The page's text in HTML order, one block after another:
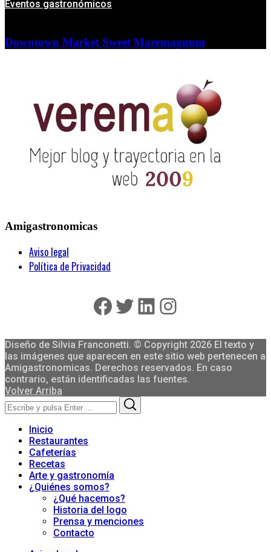
Eventos gastronómicos
Downtown Market Sweet Maremagnum
Amigastronomicas
Aviso legal
Política de Privacidad
Facebook
Twitter
LinkedIn
Instagram
Diseño de Silvia Franconetti. © Copyright 2026 El texto y
las imágenes que aparecen en este sitio web pertenecen a
Amigastronomicas. Derechos reservados. En caso
contrario, están identificadas las fuentes.
Volver Arriba
Search
for:
Inicio
Restaurantes
Cafeterías
Recetas
Arte y gastronomía
¿Quiénes somos?
¿Qué hacemos?
Historia del logo
Prensa y menciones
Contacto